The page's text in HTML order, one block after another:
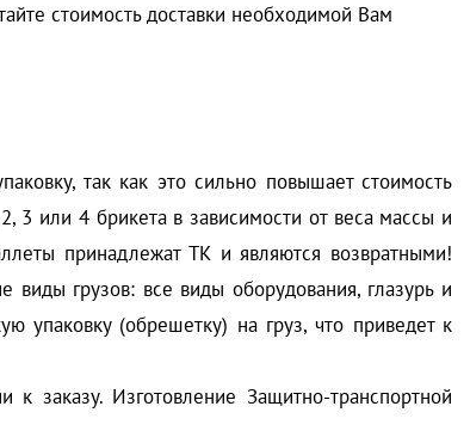
стоимость доставки необходимой Вам
так как это сильно повышает стоимость
3 или 4 брикета в зависимости от веса массы и
принадлежат ТК и являются возвратными!
грузов: все виды оборудования, глазурь и
упаковку (обрешетку) на груз, что приведет к
заказу. Изготовление Защитно-транспортной